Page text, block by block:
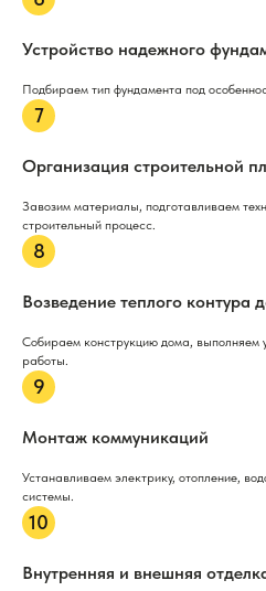
Устройство надежного
Подбираем тип фундамента под
Организация строительной
Завозим материалы, подготавливаем
строительный процесс.
Возведение теплого контура
Собираем конструкцию дома, выполняем
работы.
Монтаж коммуникаций
Устанавливаем электрику, отопление,
системы.
Внутренняя и внешняя